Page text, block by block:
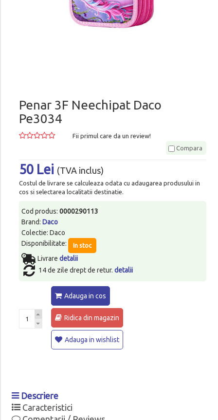
Penar 3F Neechipat Daco
Pe3034
Fii primul care da un review!
Compara
50 Lei (TVA inclus)
Costul de livrare se calculeaza odata cu adaugarea produsului in
cos si selectarea localitatii destinatie.
Cod produs: 0000290113
Brand: Daco
Colectie: Daco
Disponibilitate:
In stoc
Livrare detalii
14 de zile drept de retur. detalii
Adauga in cos
Ridica din magazin
Adauga in wishlist
Descriere
Caracteristici